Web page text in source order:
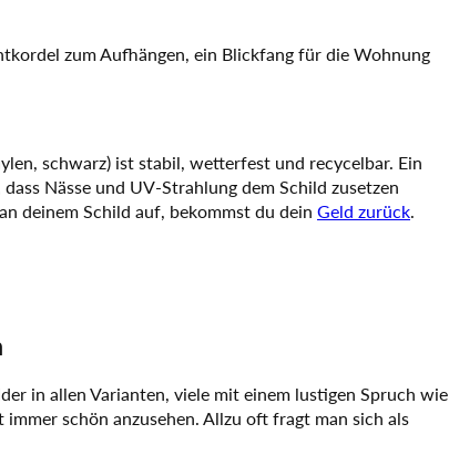
zum Aufhängen, ein Blickfang für die Wohnung
schwarz) ist stabil, wetterfest und recycelbar. Ein
Nässe und UV-Strahlung dem Schild zusetzen
deinem Schild auf, bekommst du dein Geld zurück.
in allen Varianten, viele mit einem lustigen Spruch wie
schön anzusehen. Allzu oft fragt man sich als